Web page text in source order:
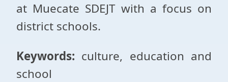
at Muecate SDEJT with a focus on
district schools.
Keywords: culture, education and
school